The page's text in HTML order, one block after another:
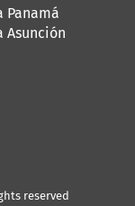
Panamá
Asunción
reserved